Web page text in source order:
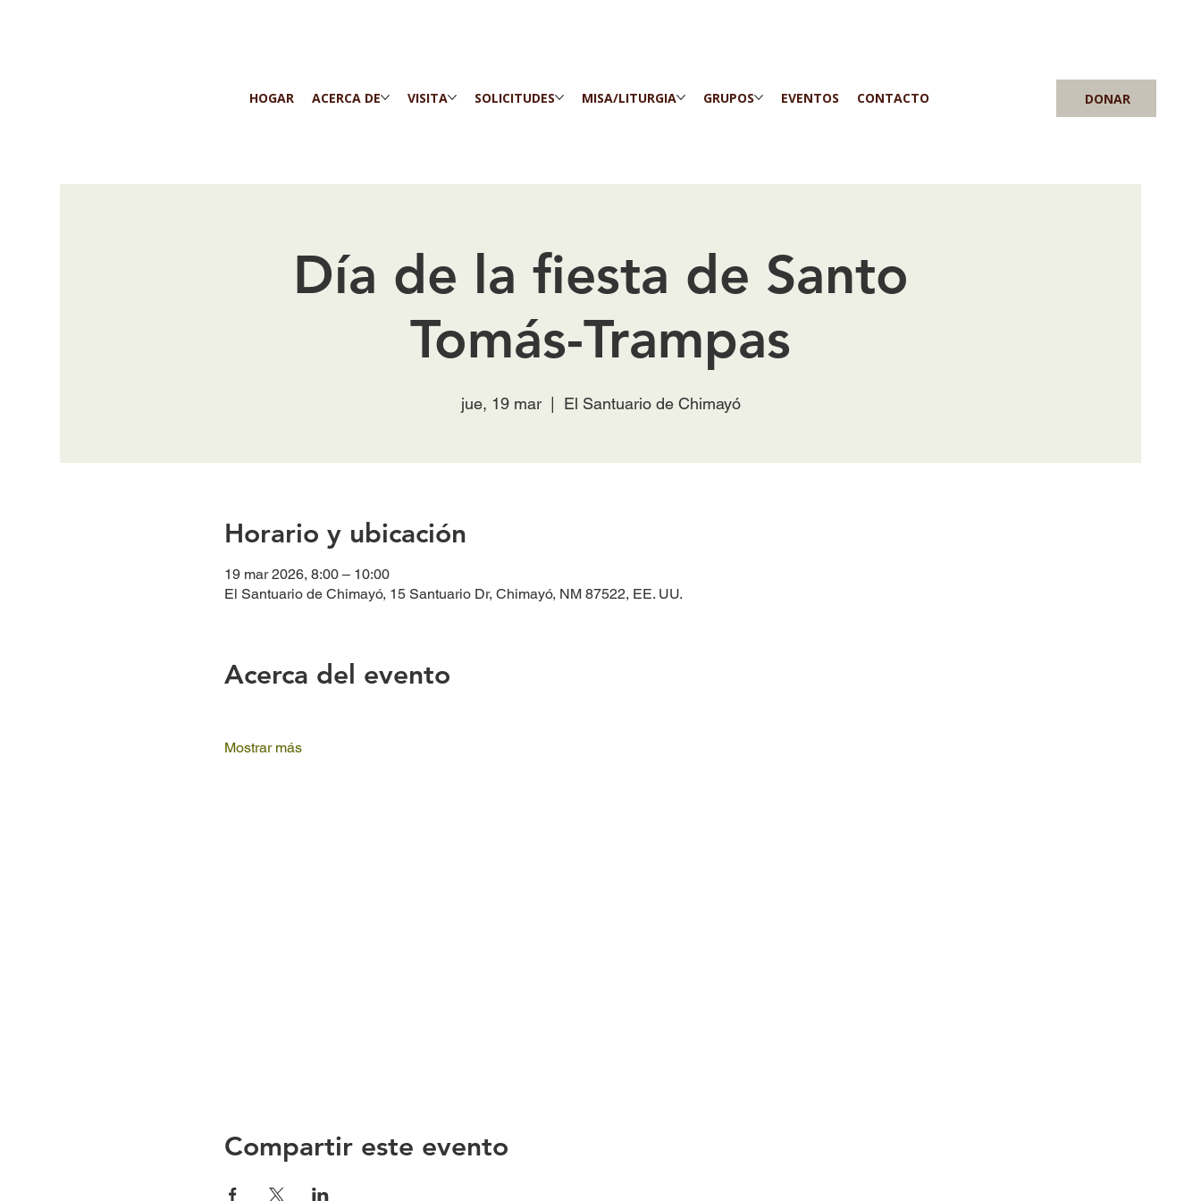
HOGAR ACERCA DE VISITA SOLICITUDES MISA/LITURGIA GRUPOS EVENTOS CONTACTO DONAR
Día de la fiesta de Santo
Tomás-Trampas
jue, 19 mar
  |
El Santuario de Chimayó
Horario y ubicación
19 mar 2026, 8:00 – 10:00
El Santuario de Chimayó, 15 Santuario Dr, Chimayó, NM 87522, EE. UU.
Acerca del evento
Mostrar más
Compartir este evento